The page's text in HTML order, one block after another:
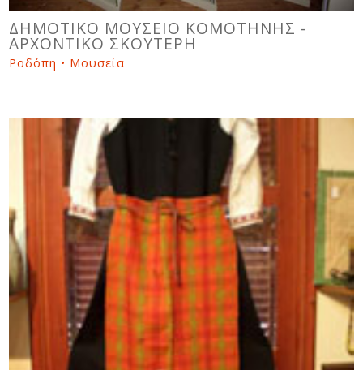
ΔΗΜΟΤΙΚΟ ΜΟΥΣΕΙΟ ΚΟΜΟΤΗΝΗΣ -
ΑΡΧΟΝΤΙΚΟ ΣΚΟΥΤΕΡΗ
Ροδόπη • Μουσεία